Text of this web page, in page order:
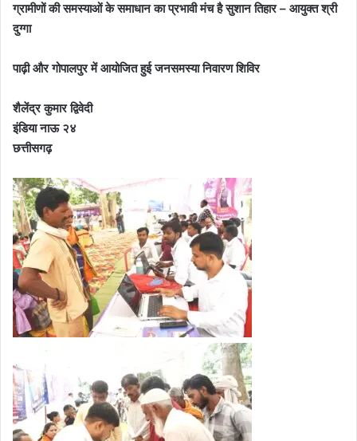
ग्रामीणों की समस्याओं के समाधान का प्रभावी मंच है सुशान तिहार – आयुक्त श्री
दुग्गा
पाढ़ी और गोपालपुर में आयोजित हुई जनसमस्या निवारण शिविर
शैलेंद्र कुमार द्विवेदी
इंडिया नाऊ २४
छत्तीसगढ़